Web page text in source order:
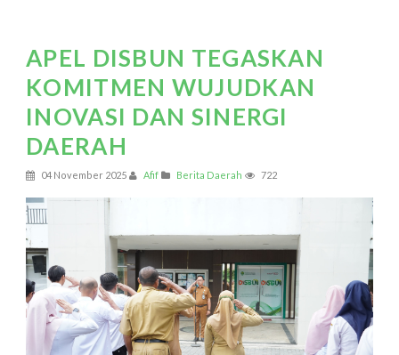
APEL DISBUN TEGASKAN
KOMITMEN WUJUDKAN
INOVASI DAN SINERGI
DAERAH
04 November 2025 Afif Berita Daerah 722